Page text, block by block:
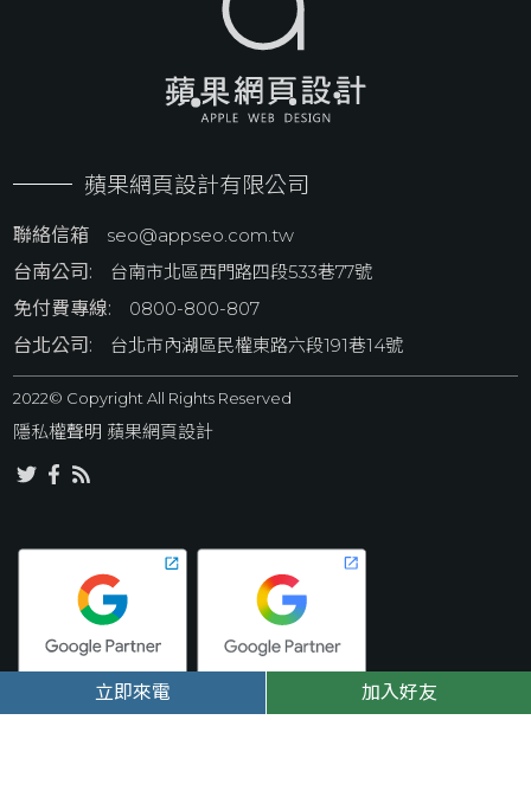
蘋果網頁設計有限公司
聯絡信箱 seo@appseo.com.tw
免付費專線: 0800-800-807
台南公司: 台南市北區西門路四段533巷77號
台北公司: 台北市內湖區民權東路六段191巷14號
2022© Copyright All Rights Reserved
隱私權聲明 蘋果網頁設計
立即來電 加入好友